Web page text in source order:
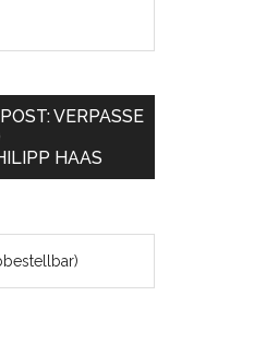
VERPASSE
HAAS